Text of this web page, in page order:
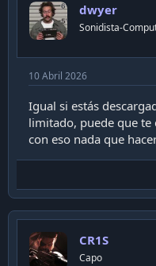
dwyer
Sonidista-
10 Abril 2026
Igual si estás
limitado, puede que te
con eso nada que
CR1S
Capo